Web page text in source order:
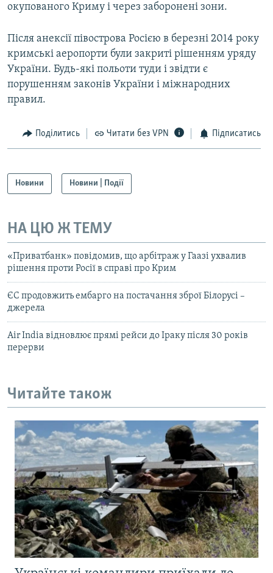
окупованого Криму і через заборонені зони.
Після анексії півострова Росією в березні 2014 року
кримські аеропорти були закриті рішенням уряду
України. Будь-які польоти туди і звідти є
порушенням законів України і міжнародних
правил.
Поділитись Читати без VPN Підписатись
Новини Новини | Події
НА ЦЮ Ж ТЕМУ
«Приватбанк» повідомив, що арбітраж у Гаазі ухвалив
рішення проти Росії в справі про Крим
ЄС продовжить ембарго на постачання зброї Білорусі –
джерела
Air India відновлює прямі рейси до Іраку після 30 років
перерви
Читайте також